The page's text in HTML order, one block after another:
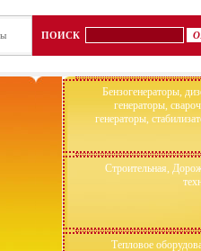
ПОИСК
Бензогенераторы,
генераторы,
генераторы,
Строительная,
Тепловое